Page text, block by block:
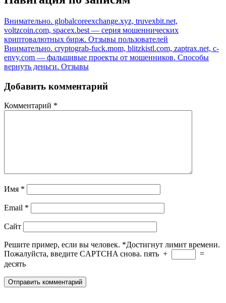
Внимательно. globalcoreexchange.xyz, truvexbit.net,
voltzcoin.com, spacex.best — серия мошеннических
криптовалютных бирж. Отзывы пользователей
Внимательно. cryptograb-fuck.mom, blitzkistl.com, zaptrax.net, c-
envy.com — фальшивые проекты от мошенников. Способы
вернуть деньги. Отзывы
Добавить комментарий
Комментарий *
Имя *
Email *
Сайт
Решите пример, если вы человек. *Достигнут лимит времени.
Пожалуйста, введите CAPTCHA снова. пять +
=
десять